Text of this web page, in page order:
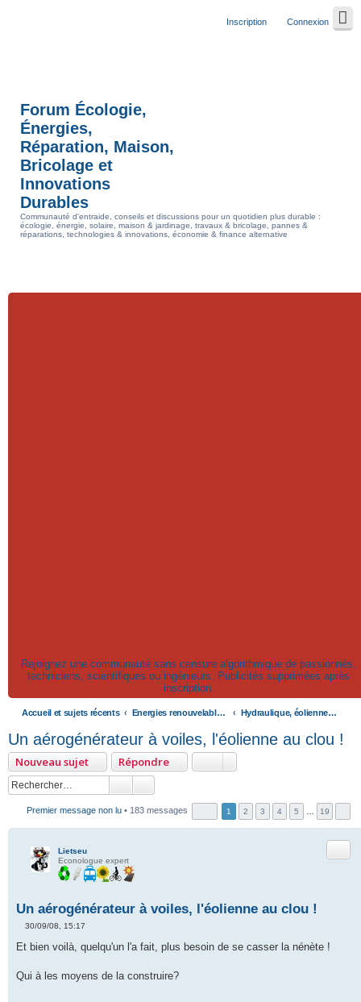
Connexion
Inscription
Forum Écologie,
Énergies,
Réparation, Maison,
Bricolage et
Innovations
Durables
Communauté d'entraide, conseils et discussions pour un quotidien plus durable :
écologie, énergie, solaire, maison & jardinage, travaux & bricolage, pannes &
réparations, technologies & innovations, économie & finance alternative
Rejoignez une communauté sans censure algorithmique de passionnés,
techniciens, scientifiques ou ingénieurs. Publicités supprimées après
inscription.
Accueil et sujets récents Energies renouvelables et fossiles, énergie solaire, biocarburants et changement climatique Hydraulique, éoliennes, géothermie, énergies marines, biogaz...
Un aérogénérateur à voiles, l'éolienne au clou !
Nouveau sujet Répondre
Premier message non lu • 183 messages 1 2 3 4 5 19
Lietseu
Econologue expert
Un aérogénérateur à voiles, l'éolienne au clou !
e
s
g
30/09/08, 15:17
Et bien voilà, quelqu'un l'a fait, plus besoin de se casser la nénète !
Qui à les moyens de la construire?